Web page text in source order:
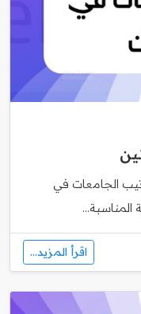
الجامعات في
المناسبة...
اقرأ المزيد...